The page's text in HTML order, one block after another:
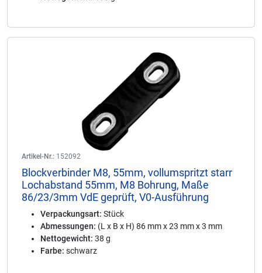
Artikel-Nr.: 152092
Blockverbinder M8, 55mm, vollumspritzt starr
Lochabstand 55mm, M8 Bohrung, Maße
86/23/3mm VdE geprüft, V0-Ausführung
Verpackungsart: Stück
Abmessungen: (L x B x H) 86 mm x 23 mm x 3 mm
Nettogewicht: 38 g
Farbe: schwarz